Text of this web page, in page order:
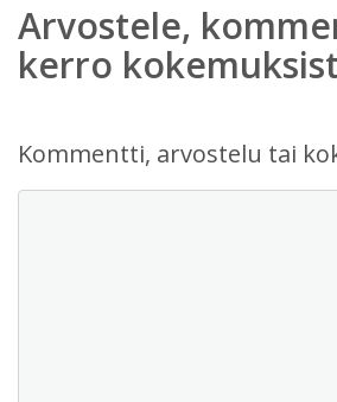
Arvostele,
kerro
Kommentti, arvostelu tai